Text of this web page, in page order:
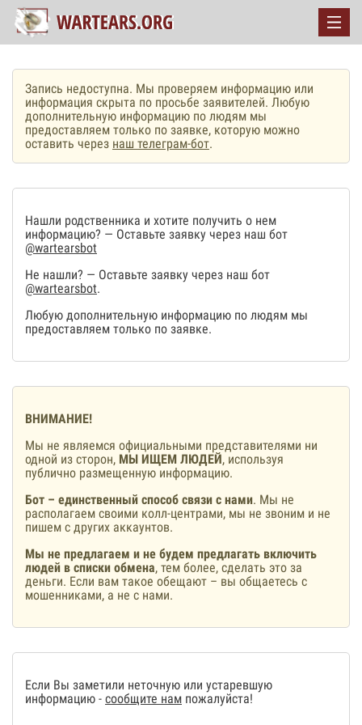
Запись недоступна. Мы проверяем информацию или
информация скрыта по просьбе заявителей. Любую
дополнительную информацию по людям мы
предоставляем только по заявке, которую можно
оставить через наш телеграм-бот.
Нашли родственника и хотите получить о нем
информацию? — Оставьте заявку через наш бот
@wartearsbot
Не нашли? — Оставьте заявку через наш бот
@wartearsbot.
Любую дополнительную информацию по людям мы
предоставляем только по заявке.
ВНИМАНИЕ!
Мы не являемся официальными представителями ни
одной из сторон, МЫ ИЩЕМ ЛЮДЕЙ, используя
публично размещенную информацию.
Бот – единственный способ связи с нами. Мы не
располагаем своими колл-центрами, мы не звоним и не
пишем с других аккаунтов.
Мы не предлагаем и не будем предлагать включить
людей в списки обмена, тем более, сделать это за
деньги. Если вам такое обещают – вы общаетесь с
мошенниками, а не с нами.
Если Вы заметили неточную или устаревшую
информацию - сообщите нам пожалуйста!